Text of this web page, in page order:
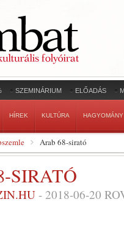
SZEMINÁRIUM ELŐADÁS
HÍREK KULTÚRA HAGYOMÁNY
Arab 68-sirató
SIRATÓ
- 2018-06-20